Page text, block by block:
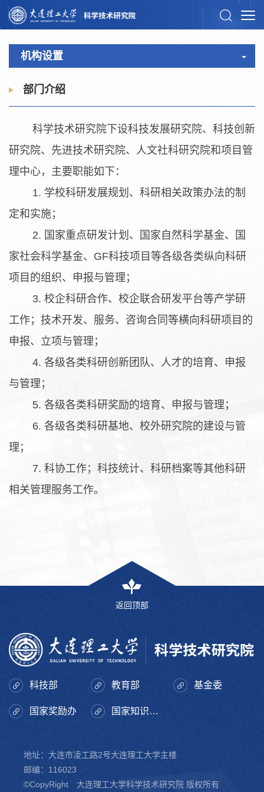
机构设置
部门介绍
科学技术研究院下设科技发展研究院、科技创新
研究院、先进技术研究院、人文社科研究院和项目管
理中心，主要职能如下：
1. 学校科研发展规划、科研相关政策办法的制
定和实施；
2. 国家重点研发计划、国家自然科学基金、国
家社会科学基金、GF科技项目等各级各类纵向科研
项目的组织、申报与管理；
3. 校企科研合作、校企联合研发平台等产学研
工作；技术开发、服务、咨询合同等横向科研项目的
申报、立项与管理；
4. 各级各类科研创新团队、人才的培育、申报
与管理；
5. 各级各类科研奖励的培育、申报与管理；
6. 各级各类科研基地、校外研究院的建设与管
理；
7. 科协工作；科技统计、科研档案等其他科研
相关管理服务工作。
返回顶部
科技部 教育部 基金委
国家奖励办 国家知识产权局
地址：大连市凌工路2号大连理工大学主楼
邮编：116023
©CopyRight 大连理工大学科学技术研究院 版权所有